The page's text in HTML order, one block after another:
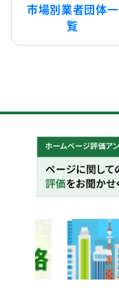
市場別業者団体一
覧